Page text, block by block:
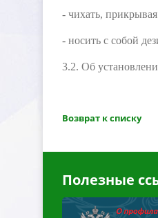
- чихать,
- носить с собой
3.2. Об
озврат к списку
Полезные